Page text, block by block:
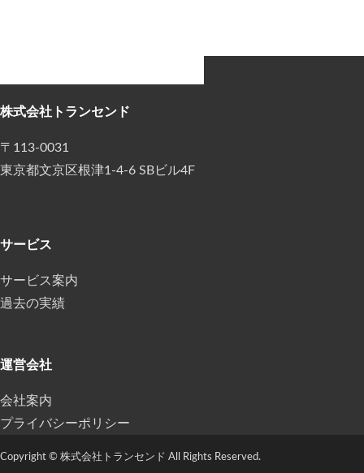
株式会社トランセンド
〒113-0031
東京都文京区根津1-4-6 SBビル4F
サービス
サービス案内
過去の実績
運営会社
会社案内
プライバシーポリシー
Copyright © 株式会社トランセンド All Rights Reserved.